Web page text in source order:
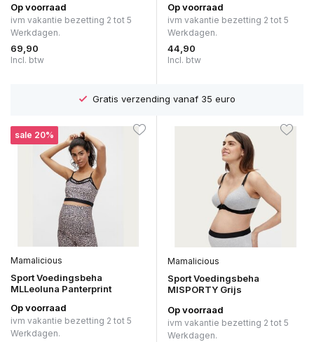
Op voorraad
ivm vakantie bezetting 2 tot 5
Werkdagen.
69,90
Incl. btw
Op voorraad
ivm vakantie bezetting 2 tot 5
Werkdagen.
44,90
Incl. btw
Gratis verzending vanaf 35 euro
sale 20%
Mamalicious
Sport Voedingsbeha
MLLeoluna Panterprint
Op voorraad
ivm vakantie bezetting 2 tot 5
Werkdagen.
Mamalicious
Sport Voedingsbeha
MlSPORTY Grijs
Op voorraad
ivm vakantie bezetting 2 tot 5
Werkdagen.